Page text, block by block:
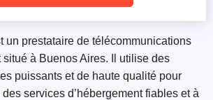
un prestataire de télécommunications
situé à Buenos Aires. Il utilise des
puissants et de haute qualité pour
services d’hébergement fiables et à